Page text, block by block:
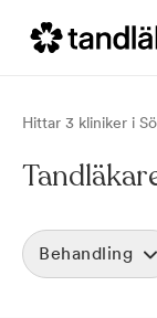
Hittar 3 kliniker i
Behandling